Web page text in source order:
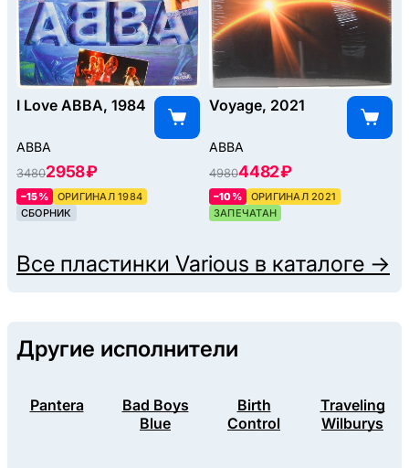
I Love ABBA, 1984
ABBA
34802958 ₽
–15%
ОРИГИНАЛ 1984
СБОРНИК
Voyage, 2021
ABBA
49804482 ₽
–10%
ОРИГИНАЛ 2021
ЗАПЕЧАТАН
Все пластинки Various в каталоге →
Другие исполнители
Pantera
Bad Boys
Blue
Birth
Control
Traveling
Wilburys